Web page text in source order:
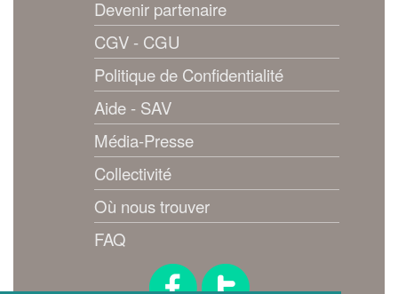
Devenir partenaire
CGV - CGU
Politique de Confidentialité
Aide - SAV
Média-Presse
Collectivité
Où nous trouver
FAQ